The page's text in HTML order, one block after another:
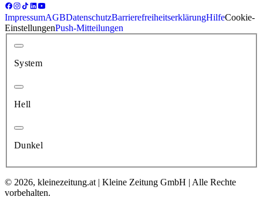
ImpressumAGBDatenschutzBarrierefreiheitserklärungHilfeCookie-
EinstellungenPush-Mitteilungen
System
Hell
Dunkel
© 2026, kleinezeitung.at | Kleine Zeitung GmbH | Alle Rechte
vorbehalten.